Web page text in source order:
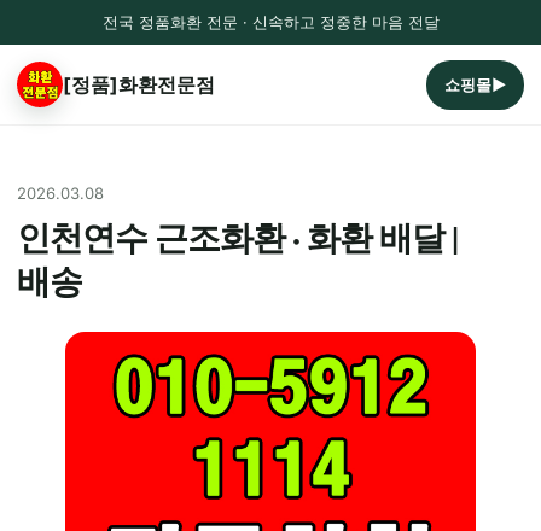
전국 정품화환 전문 · 신속하고 정중한 마음 전달
[정품]화환전문점 쇼핑몰▶
2026.03.08
인천연수 근조화환 · 화환 배달 |
배송